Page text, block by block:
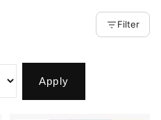
Filter
Apply